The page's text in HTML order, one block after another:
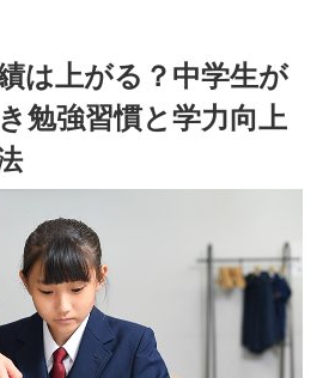
は上がる？中学生が
勉強習慣と学力向上